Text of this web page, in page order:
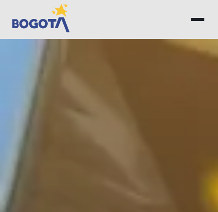
Saltar al contenido principal